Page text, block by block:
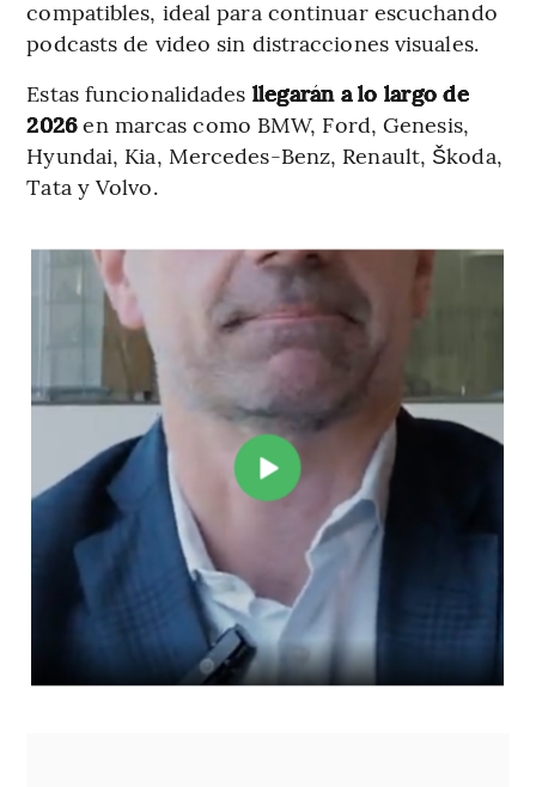
compatibles, ideal para continuar escuchando
podcasts de video sin distracciones visuales.
Estas funcionalidades llegarán a lo largo de
2026en marcas como BMW, Ford, Genesis,
Hyundai, Kia, Mercedes-Benz, Renault, Škoda,
Tata y Volvo.